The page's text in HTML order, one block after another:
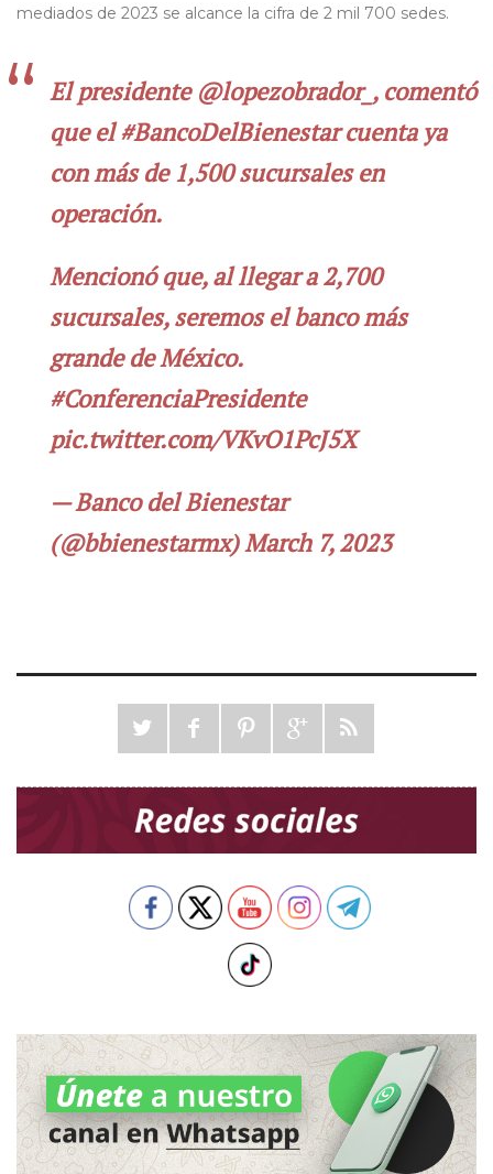
mediados de 2023 se alcance la cifra de 2 mil 700 sedes.
El presidente @lopezobrador_ , comentó
que el#BancoDelBienestarcuenta ya
con más de 1,500 sucursales en
operación.
Mencionó que, al llegar a 2,700
sucursales, seremos el banco más
grande de México.
#ConferenciaPresidente
pic.twitter.com/VKvO1PcJ5X
— Banco del Bienestar
(@bbienestarmx)March 7, 2023